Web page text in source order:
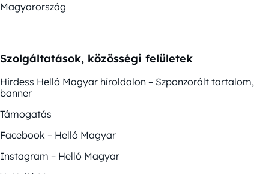
Magyarország
Szolgáltatások, közösségi felületek
Hirdess Helló Magyar híroldalon – Szponzorált tartalom,
banner
Támogatás
Facebook – Helló Magyar
Instagram – Helló Magyar